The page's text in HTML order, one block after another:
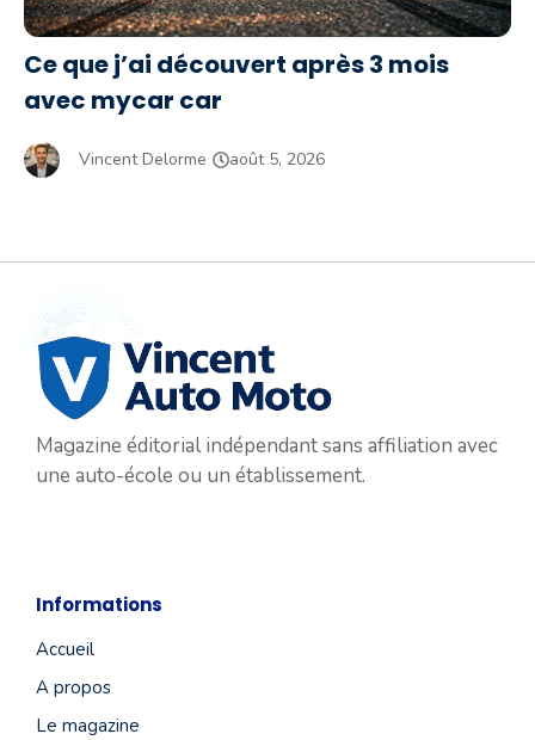
Ce que j’ai découvert après 3 mois
avec mycar car
Vincent Delorme août 5, 2026
Magazine éditorial indépendant sans affiliation avec
une auto-école ou un établissement.
Informations
Accueil
A propos
Le magazine